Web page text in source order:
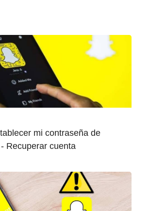
mi contraseña de
Recuperar cuenta